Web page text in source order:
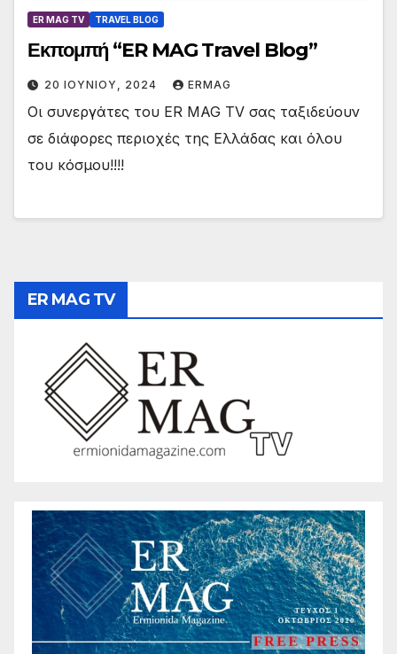
ER MAG TV TRAVEL BLOG
Εκπομπή “ER MAG Travel Blog”
20 ΙΟΥΝΊΟΥ, 2024 ERMAG
Οι συνεργάτες του ER MAG TV σας ταξιδεύουν
σε διάφορες περιοχές της Ελλάδας και όλου
του κόσμου!!!!
ER MAG TV